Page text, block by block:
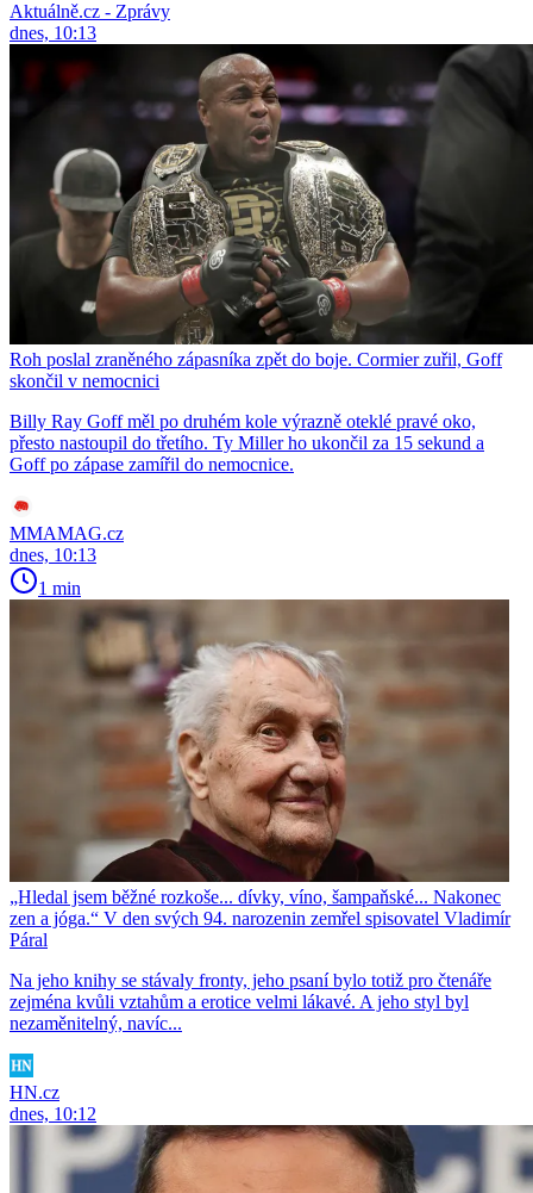
Aktuálně.cz - Zprávy
dnes, 10:13
Roh poslal zraněného zápasníka zpět do boje. Cormier zuřil, Goff
skončil v nemocnici
Billy Ray Goff měl po druhém kole výrazně oteklé pravé oko,
přesto nastoupil do třetího. Ty Miller ho ukončil za 15 sekund a
Goff po zápase zamířil do nemocnice.
MMAMAG.cz
dnes, 10:13
1 min
„Hledal jsem běžné rozkoše... dívky, víno, šampaňské... Nakonec
zen a jóga.“ V den svých 94. narozenin zemřel spisovatel Vladimír
Páral
Na jeho knihy se stávaly fronty, jeho psaní bylo totiž pro čtenáře
zejména kvůli vztahům a erotice velmi lákavé. A jeho styl byl
nezaměnitelný, navíc...
HN.cz
dnes, 10:12